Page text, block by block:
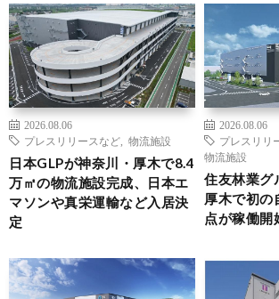
2026.08.06
プレスリリースなど
物流施設
日本GLPが神奈川・厚木で8.4
万㎡の物流施設完成、日本エ
マソンや真栄運輸など入居決
定
2026.08.06
プレスリリ
物流施設
住友林業グ
厚木で初の
点が稼働開